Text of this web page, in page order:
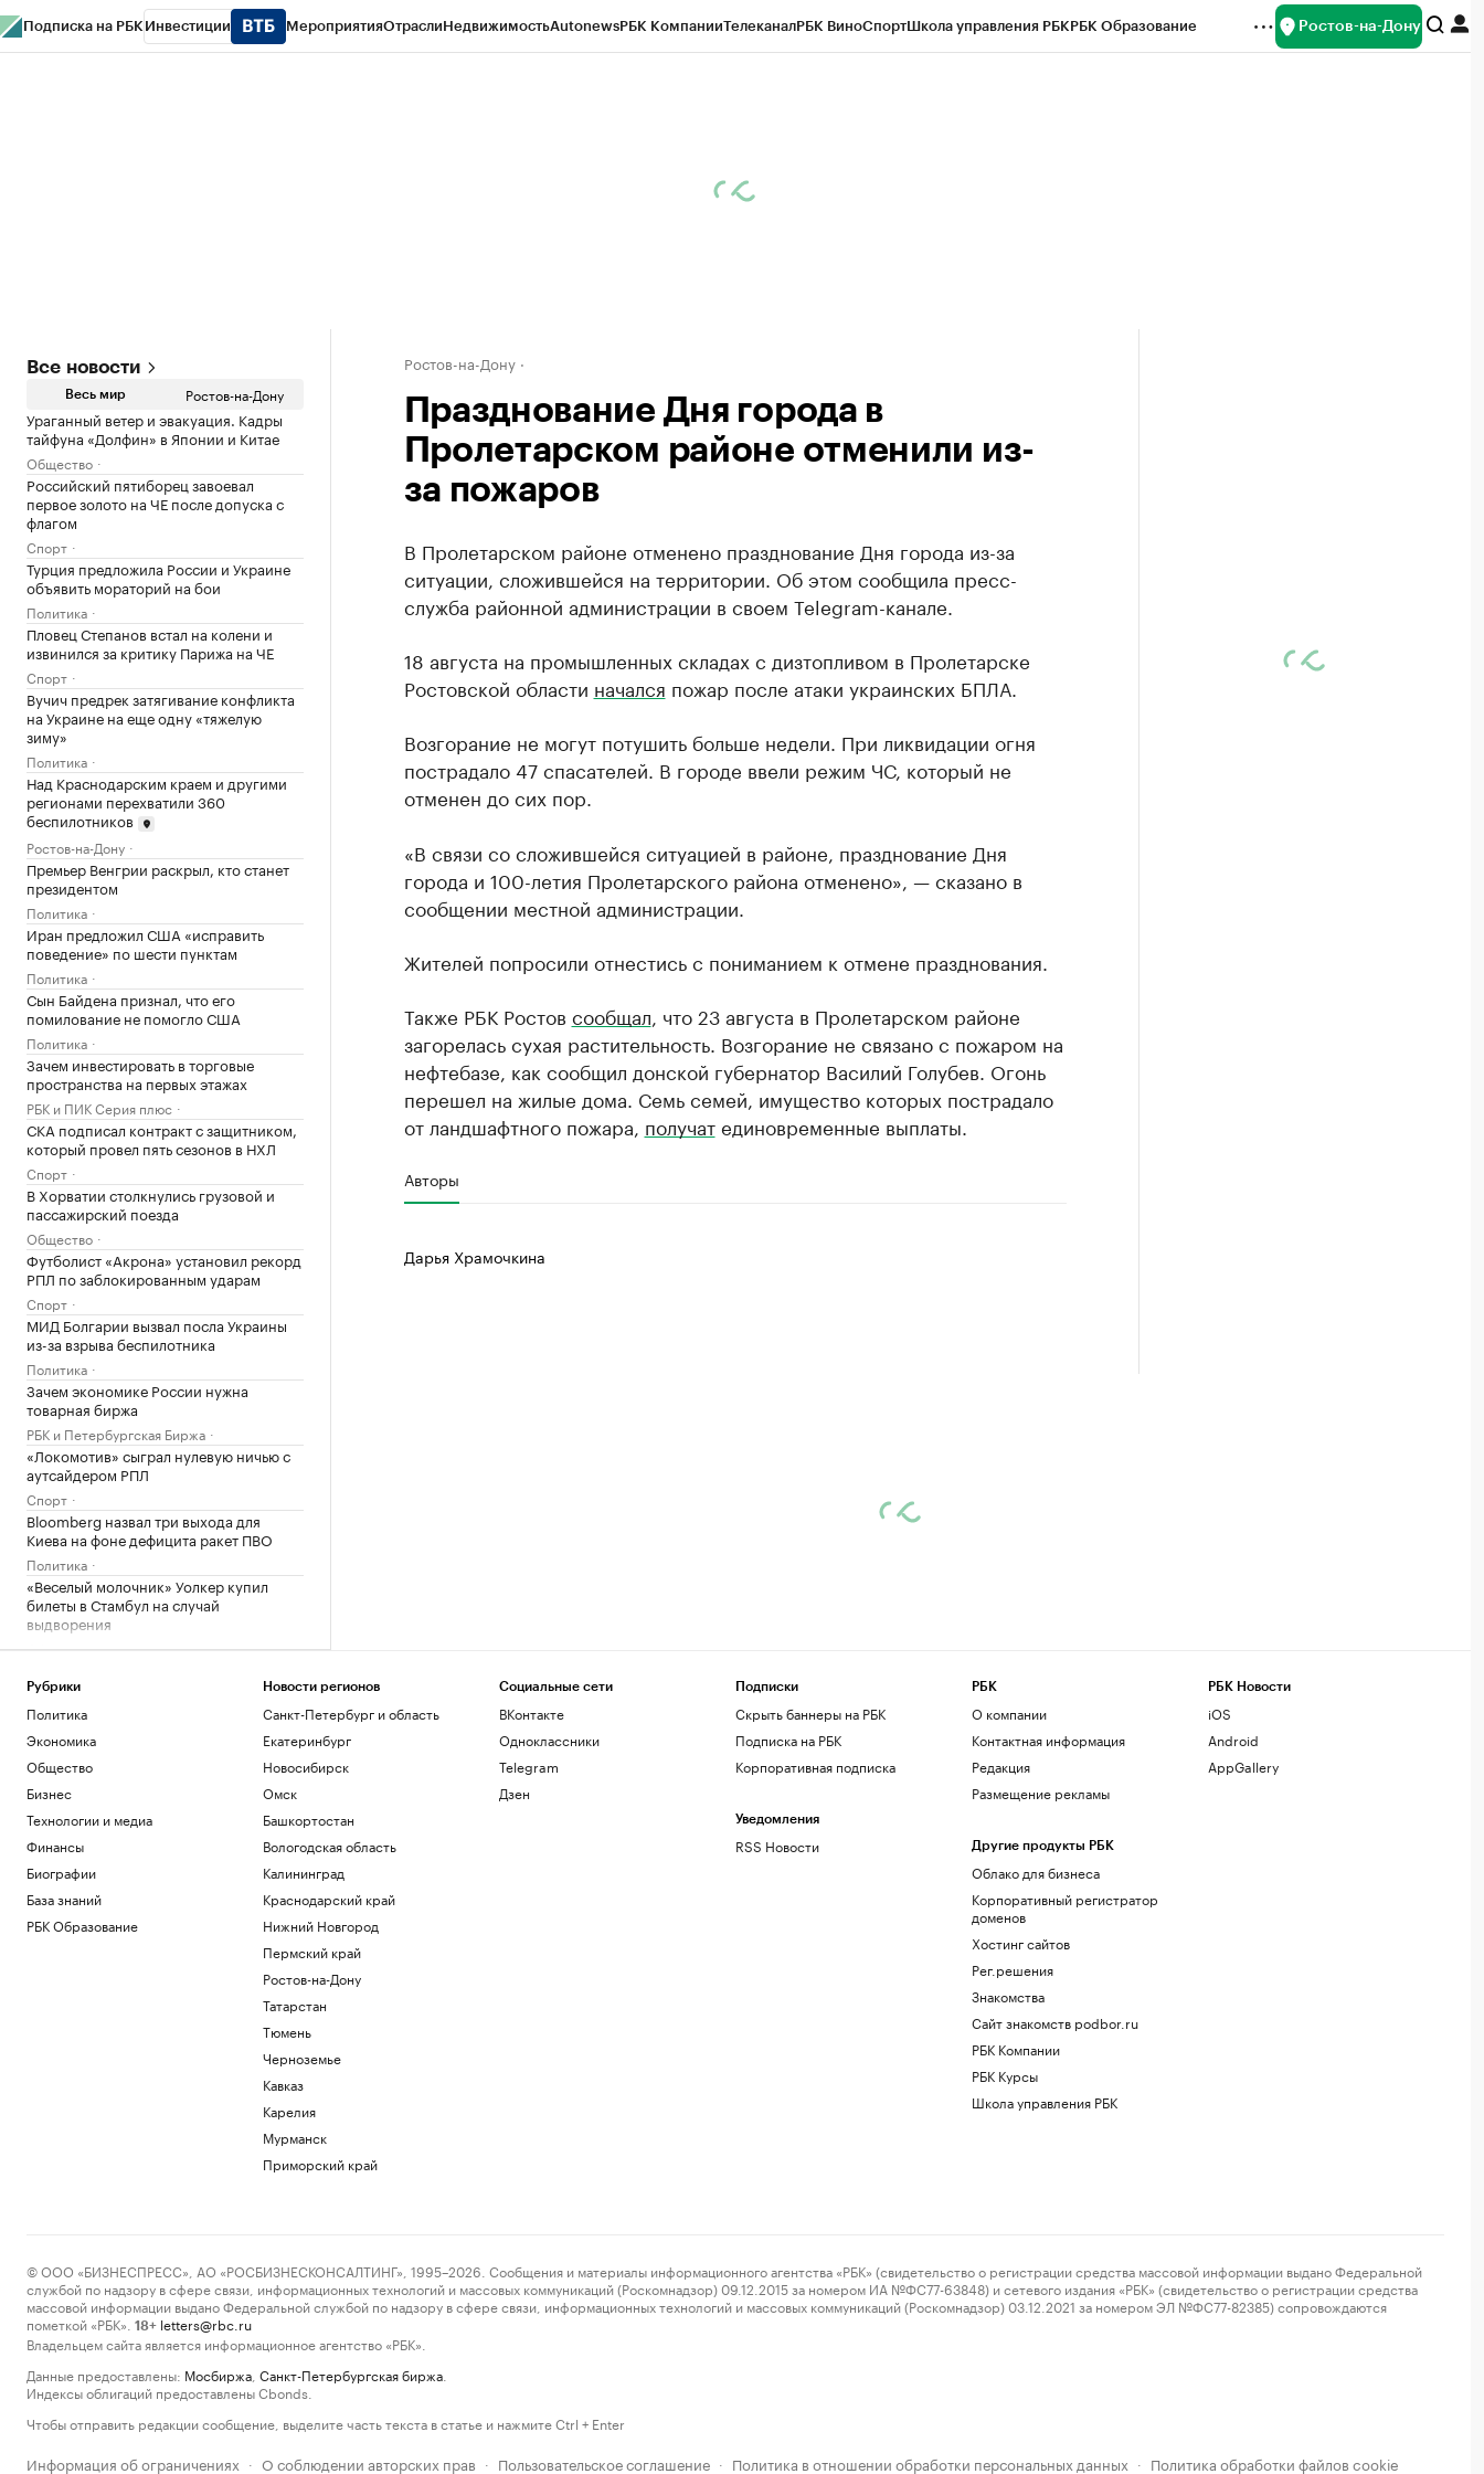
Подписка на РБК Инвестиции МероприятияОтраслиНедвижимостьAutonewsРБК КомпанииТелеканалРБК ВиноСпортШкола управления РБКРБК Образование Ростов-на-Дону
Все новости
Весь мир Ростов-на-Дону
Ураганный ветер и эвакуация. Кадры
тайфуна «Долфин» в Японии и Китае
Общество
Российский пятиборец завоевал
первое золото на ЧЕ после допуска с
флагом
Спорт
Турция предложила России и Украине
объявить мораторий на бои
Политика
Пловец Степанов встал на колени и
извинился за критику Парижа на ЧЕ
Спорт
Вучич предрек затягивание конфликта
на Украине на еще одну «тяжелую
зиму»
Политика
Над Краснодарским краем и другими
регионами перехватили 360
беспилотников
Ростов-на-Дону
Премьер Венгрии раскрыл, кто станет
президентом
Политика
Иран предложил США «исправить
поведение» по шести пунктам
Политика
Сын Байдена признал, что его
помилование не помогло США
Политика
Зачем инвестировать в торговые
пространства на первых этажах
РБК и ПИК Серия плюс
СКА подписал контракт с защитником,
который провел пять сезонов в НХЛ
Спорт
В Хорватии столкнулись грузовой и
пассажирский поезда
Общество
Футболист «Акрона» установил рекорд
РПЛ по заблокированным ударам
Спорт
МИД Болгарии вызвал посла Украины
из-за взрыва беспилотника
Политика
Зачем экономике России нужна
товарная биржа
РБК и Петербургская Биржа
«Локомотив» сыграл нулевую ничью с
аутсайдером РПЛ
Спорт
Bloomberg назвал три выхода для
Киева на фоне дефицита ракет ПВО
Политика
«Веселый молочник» Уолкер купил
билеты в Стамбул на случай
выдворения
Общество
Федерером и Ли На на турнире в
Шанхае
ТАСС узнал о возможности скорого
визита Уиткоффа и Кушнера в Москву
Политика
Ростов-на-Дону
Празднование Дня города в
Пролетарском районе отменили из-
за пожаров
В Пролетарском районе отменено празднование Дня города из-за
ситуации, сложившейся на территории. Об этом сообщила пресс-
служба районной администрации в своем Telegram-канале.
18 августа на промышленных складах с дизтопливом в Пролетарске
Ростовской области начался пожар после атаки украинских БПЛА.
Возгорание не могут потушить больше недели. При ликвидации огня
пострадало 47 спасателей. В городе ввели режим ЧС, который не
отменен до сих пор.
«В связи со сложившейся ситуацией в районе, празднование Дня
города и 100-летия Пролетарского района отменено», — сказано в
сообщении местной администрации.
Жителей попросили отнестись с пониманием к отмене празднования.
Также РБК Ростов сообщал , что 23 августа в Пролетарском районе
загорелась сухая растительность. Возгорание не связано с пожаром на
нефтебазе, как сообщил донской губернатор Василий Голубев. Огонь
перешел на жилые дома. Семь семей, имущество которых пострадало
от ландшафтного пожара, получатединовременные выплаты.
Авторы
Дарья Храмочкина
Рубрики
Политика
Экономика
Общество
Бизнес
Технологии и медиа
Финансы
Биографии
База знаний
РБК Образование
Новости регионов
Санкт-Петербург и область
Екатеринбург
Новосибирск
Омск
Башкортостан
Вологодская область
Калининград
Краснодарский край
Нижний Новгород
Пермский край
Ростов-на-Дону
Татарстан
Тюмень
Черноземье
Кавказ
Карелия
Мурманск
Приморский край
Социальные сети
ВКонтакте
Одноклассники
Telegram
Дзен
Подписки
Скрыть баннеры на РБК
Подписка на РБК
Корпоративная подписка
Уведомления
RSS Новости
РБК
О компании
Контактная информация
Редакция
Размещение рекламы
Другие продукты РБК
Облако для бизнеса
Корпоративный регистратор
доменов
Хостинг сайтов
Рег.решения
Знакомства
Сайт знакомств podbor.ru
РБК Компании
РБК Курсы
Школа управления РБК
РБК Новости
iOS
Android
AppGallery
© ООО «БИЗНЕСПРЕСС», АО «РОСБИЗНЕСКОНСАЛТИНГ», 1995–2026. Сообщения и материалы информационного агентства «РБК» (свидетельство о регистрации средства массовой информации выдано Федеральной
службой по надзору в сфере связи, информационных технологий и массовых коммуникаций (Роскомнадзор) 09.12.2015 за номером ИА №ФС77-63848) и сетевого издания «РБК» (свидетельство о регистрации средства
массовой информации выдано Федеральной службой по надзору в сфере связи, информационных технологий и массовых коммуникаций (Роскомнадзор) 03.12.2021 за номером ЭЛ №ФС77-82385) сопровождаются
пометкой «РБК».
18+ letters@rbc.ru
Владельцем сайта является информационное агентство «РБК».
Данные предоставлены: Мосбиржа Санкт-Петербургская биржа
Индексы облигаций предоставлены Cbonds.
Чтобы отправить редакции сообщение, выделите часть текста в статье и нажмите Ctrl + Enter
Информация об ограничениях · О соблюдении авторских прав · Пользовательское соглашение · Политика в отношении обработки персональных данных · Политика обработки файлов cookie